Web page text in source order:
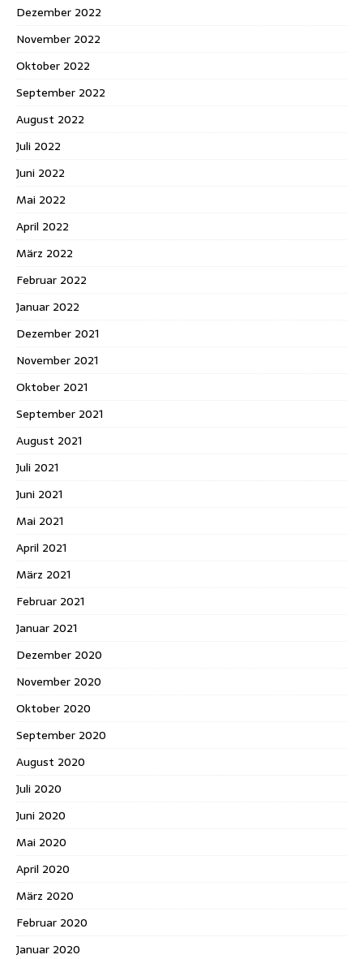
Dezember 2022
November 2022
Oktober 2022
September 2022
August 2022
Juli 2022
Juni 2022
Mai 2022
April 2022
März 2022
Februar 2022
Januar 2022
Dezember 2021
November 2021
Oktober 2021
September 2021
August 2021
Juli 2021
Juni 2021
Mai 2021
April 2021
März 2021
Februar 2021
Januar 2021
Dezember 2020
November 2020
Oktober 2020
September 2020
August 2020
Juli 2020
Juni 2020
Mai 2020
April 2020
März 2020
Februar 2020
Januar 2020